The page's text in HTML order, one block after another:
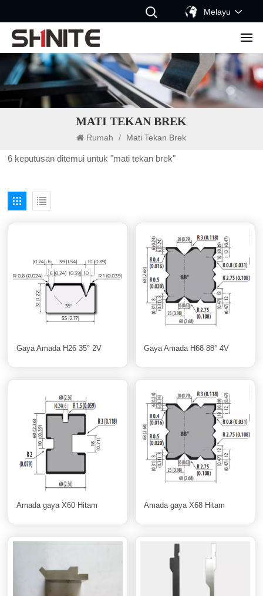
Melayu
MATI TEKAN BREK
Rumah / Mati Tekan Brek
6 keputusan ditemui untuk "mati tekan brek"
Gaya Amada H26 35° 2V Gaya Amada H68 88° 4V
Amada gaya X60 Hitam Amada gaya X68 Hitam